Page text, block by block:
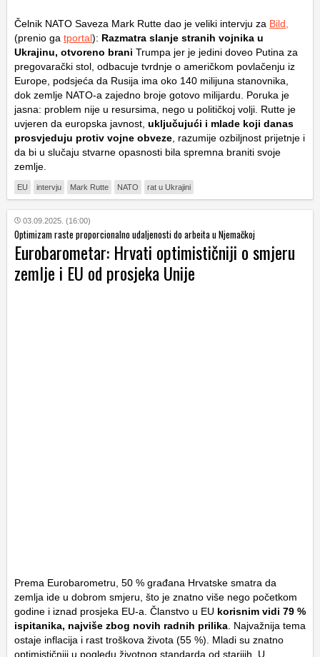
Čelnik NATO Saveza Mark Rutte dao je veliki intervju za Bild,
(prenio ga tportal): Razmatra slanje stranih vojnika u
Ukrajinu, otvoreno brani Trumpa jer je jedini doveo Putina za
pregovarački stol, odbacuje tvrdnje o američkom povlačenju iz
Europe, podsjeća da Rusija ima oko 140 milijuna stanovnika,
dok zemlje NATO-a zajedno broje gotovo milijardu. Poruka je
jasna: problem nije u resursima, nego u političkoj volji. Rutte je
uvjeren da europska javnost, uključujući i mlade koji danas
prosvjeduju protiv vojne obveze , razumije ozbiljnost prijetnje i
da bi u slučaju stvarne opasnosti bila spremna braniti svoje
zemlje.
EU intervju Mark Rutte NATO rat u Ukrajini
03.09.2025. (16:00)
Optimizam raste proporcionalno udaljenosti do arbeita u Njemačkoj
Eurobarometar: Hrvati optimističniji o smjeru
zemlje i EU od prosjeka Unije
Prema Eurobarometru, 50 % građana Hrvatske smatra da
zemlja ide u dobrom smjeru, što je znatno više nego početkom
godine i iznad prosjeka EU-a. Članstvo u EU korisnim vidi 79 %
ispitanika, najviše zbog novih radnih prilika . Najvažnija tema
ostaje inflacija i rast troškova života (55 %). Mladi su znatno
optimističniji u pogledu životnog standarda od starijih. U